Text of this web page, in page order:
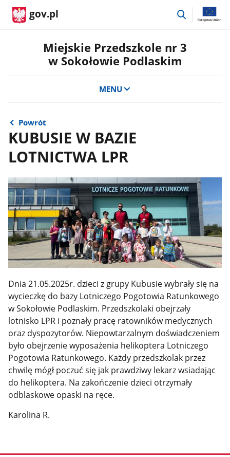
gov.pl
przejdź
Miejskie Przedszkole nr 3
w Sokołowie Podlaskim
MENU
Powrót
KUBUSIE W BAZIE
LOTNICTWA LPR
Dnia 21.05.2025r. dzieci z grupy Kubusie wybrały się na
wycieczkę do bazy Lotniczego Pogotowia Ratunkowego
w Sokołowie Podlaskim. Przedszkolaki obejrzały
lotnisko LPR i poznały pracę ratowników medycznych
oraz dyspozytorów. Niepowtarzalnym doświadczeniem
było obejrzenie wyposażenia helikoptera Lotniczego
Pogotowia Ratunkowego. Każdy przedszkolak przez
chwilę mógł poczuć się jak prawdziwy lekarz wsiadając
do helikoptera. Na zakończenie dzieci otrzymały
odblaskowe opaski na ręce.
Karolina R.